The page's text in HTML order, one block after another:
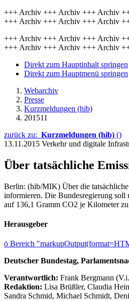
+++ Archiv +++ Archiv +++ Archiv
+++ Archiv +++ Archiv +++ Archiv
+++ Archiv +++ Archiv +++ Archiv
+++ Archiv +++ Archiv +++ Archiv
Direkt zum Hauptinhalt springen
Direkt zum Hauptmenü springen
Webarchiv
Presse
Kurzmeldungen (hib)
201511
zurück zu: Kurzmeldungen (hib) ()
13.11.2015 Verkehr und digitale
Über tatsächliche
Berlin: (hib/MIK) Über die
informieren. Die Bundesregierung soll
auf 136,1 Gramm CO2 je Kilometer
Herausgeber
ö Bereich
Deutscher Bundestag,
Verantwortlich: Frank Bergmann
Redaktion: Lisa Brüßler, Claudia
Sandra Schmid, Michael Schmidt,